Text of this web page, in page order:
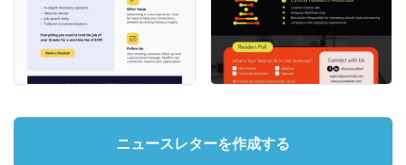
ニュースレターを作成する